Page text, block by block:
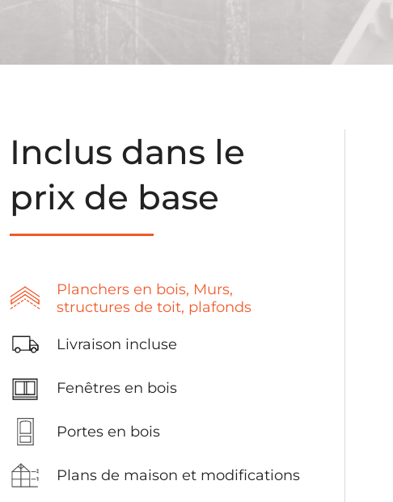
Inclus dans le
prix de base
Planchers en bois, Murs,
structures de toit, plafonds
Livraison incluse
Fenêtres en bois
Portes en bois
Plans de maison et modifications